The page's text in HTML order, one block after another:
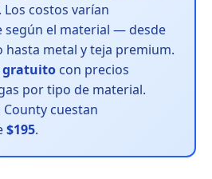
Los costos varían
según el material — desde
hasta metal y teja premium.
gratuito con precios
por tipo de material.
cuestan
$195.